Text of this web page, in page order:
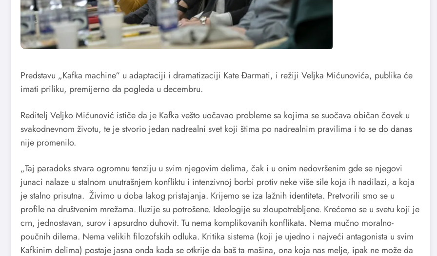
Predstavu „Kafka machine“ u adaptaciji i dramatizaciji Kate Đarmati, i režiji Veljka Mićunovića, publika će
imati priliku, premijerno da pogleda u decembru.
Reditelj Veljko Mićunović ističe da je Kafka vešto uočavao probleme sa kojima se suočava običan čovek u
svakodnevnom životu, te je stvorio jedan nadrealni svet koji štima po nadrealnim pravilima i to se do danas
nije promenilo.
„Taj paradoks stvara ogromnu tenziju u svim njegovim delima, čak i u onim nedovršenim gde se njegovi
junaci nalaze u stalnom unutrašnjem konfliktu i intenzivnoj borbi protiv neke više sile koja ih nadilazi, a koja
je stalno prisutna. Živimo u doba lakog pristajanja. Krijemo se iza lažnih identiteta. Pretvorili smo se u
profile na društvenim mrežama. Iluzije su potrošene. Ideologije su zloupotrebljene. Krećemo se u svetu koji je
crn, jednostavan, surov i apsurdno duhovit. Tu nema komplikovanih konflikata. Nema mučno moralno-
poučnih dilema. Nema velikih filozofskih odluka. Kritika sistema (koji je ujedno i najveći antagonista u svim
Kafkinim delima) postaje jasna onda kada se otkrije da baš ta mašina, ona koja nas melje, ipak ne može da